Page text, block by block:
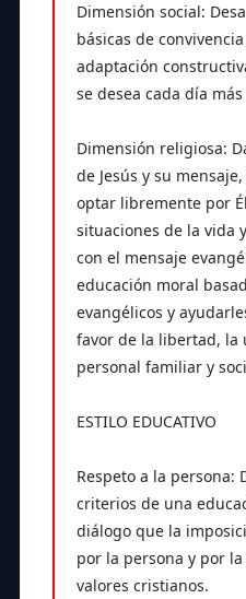
Dimensión social:
básicas de
adaptación
se desea cada día
Dimensión religiosa:
de Jesús y su
optar libremente por
situaciones de la vida
con el mensaje
educación moral
evangélicos y
favor de la libertad, la
personal familiar y
ESTILO EDUCATIVO
Respeto a la persona:
criterios de una
diálogo que la
por la persona y por
valores cristianos.